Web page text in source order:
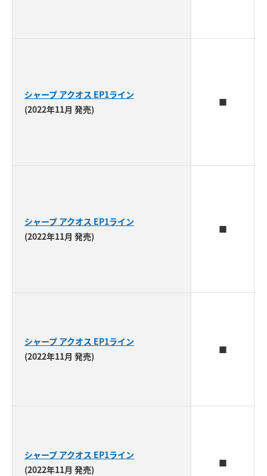
シャープ アクオス EP1ライン
(2022年11月 発売)
■
シャープ アクオス EP1ライン
(2022年11月 発売)
■
シャープ アクオス EP1ライン
(2022年11月 発売)
■
シャープ アクオス EP1ライン
(2022年11月 発売)
■